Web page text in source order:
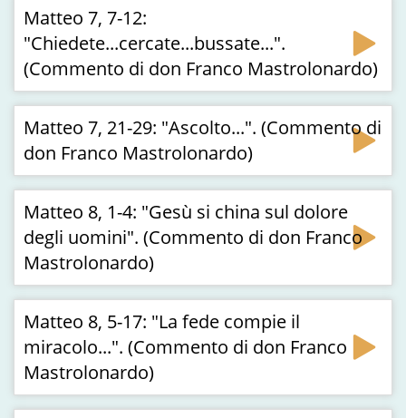
Matteo 7, 7-12:
"Chiedete...cercate...bussate...".
(Commento di don Franco Mastrolonardo)
Matteo 7, 21-29: "Ascolto...". (Commento di
don Franco Mastrolonardo)
Matteo 8, 1-4: "Gesù si china sul dolore
degli uomini". (Commento di don Franco
Mastrolonardo)
Matteo 8, 5-17: "La fede compie il
miracolo...". (Commento di don Franco
Mastrolonardo)